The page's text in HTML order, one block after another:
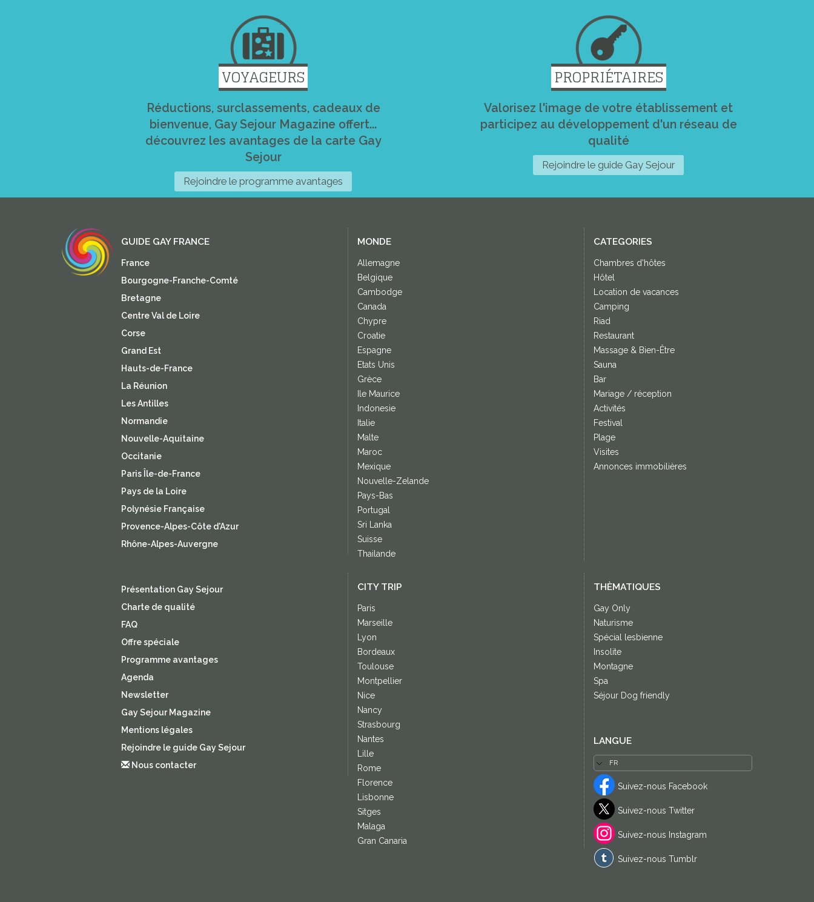
VOYAGEURS
Réductions, surclassements, cadeaux de
bienvenue, Gay Sejour Magazine offert...
découvrez les avantages de la carte Gay
Sejour
Rejoindre le programme avantages
PROPRIÉTAIRES
Valorisez l'image de votre établissement et
participez au développement d'un réseau de
qualité
Rejoindre le guide Gay Sejour
GUIDE GAY FRANCE
France
Bourgogne-Franche-Comté
Bretagne
Centre Val de Loire
Corse
Grand Est
Hauts-de-France
La Réunion
Les Antilles
Normandie
Nouvelle-Aquitaine
Occitanie
Paris Île-de-France
Pays de la Loire
Polynésie Française
Provence-Alpes-Côte d'Azur
Rhône-Alpes-Auvergne
MONDE
Allemagne
Belgique
Cambodge
Canada
Chypre
Croatie
Espagne
Etats Unis
Grèce
Ile Maurice
Indonesie
Italie
Malte
Maroc
Mexique
Nouvelle-Zelande
Pays-Bas
Portugal
Sri Lanka
Suisse
Thailande
CATEGORIES
Chambres d'hôtes
Hôtel
Location de vacances
Camping
Riad
Restaurant
Massage & Bien-Être
Sauna
Bar
Mariage / réception
Activités
Festival
Plage
Visites
Annonces immobilières
Présentation Gay Sejour
Charte de qualité
FAQ
Offre spéciale
Programme avantages
Agenda
Newsletter
Gay Sejour Magazine
Mentions légales
Rejoindre le guide Gay Sejour
Nous contacter
CITY TRIP
Paris
Marseille
Lyon
Bordeaux
Toulouse
Montpellier
Nice
Nancy
Strasbourg
Nantes
Lille
Rome
Florence
Lisbonne
Sitges
Malaga
Gran Canaria
THÈMATIQUES
Gay Only
Naturisme
Spécial lesbienne
Insolite
Montagne
Spa
Séjour Dog friendly
LANGUE
Suivez-nous Facebook
Suivez-nous Twitter
Suivez-nous Instagram
Suivez-nous Tumblr